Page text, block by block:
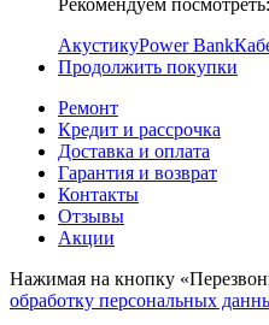
АкустикуPower Bank
Продолжить покупки
Ремонт
Кредит и рассрочка
Доставка и оплата
Гарантия и возврат
Контакты
Отзывы
Акции
Нажимая на кнопку
обработку персональных